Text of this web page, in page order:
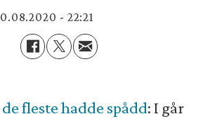
20.08.2020 - 22:21
de fleste hadde spådd: I går